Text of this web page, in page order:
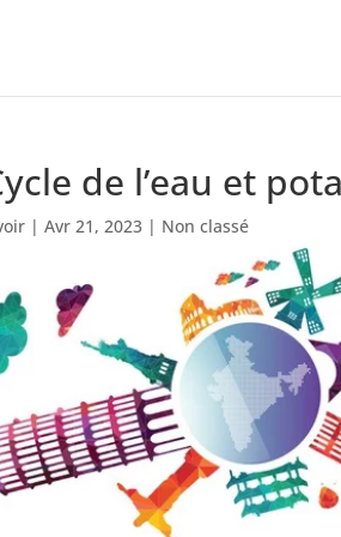
de l’eau et
|Avr 21, 2023 | Non classé